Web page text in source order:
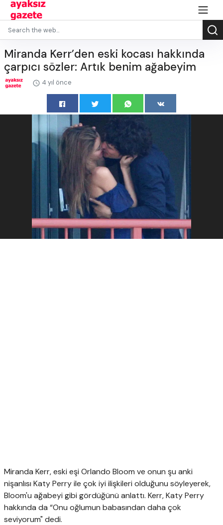
Miranda Kerr’den eski kocası hakkında
çarpıcı sözler: Artık benim ağabeyim
4 yıl önce
Miranda Kerr, eski eşi Orlando Bloom ve onun şu anki
nişanlısı Katy Perry ile çok iyi ilişkileri olduğunu söyleyerek,
Bloom'u ağabeyi gibi gördüğünü anlattı. Kerr, Katy Perry
hakkında da “Onu oğlumun babasından daha çok
seviyorum" dedi.